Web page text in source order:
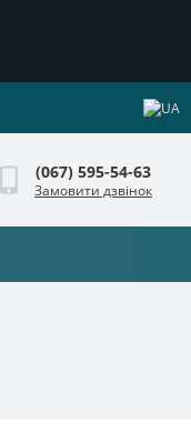
(067) 595-54-63
Замовити дзвінок